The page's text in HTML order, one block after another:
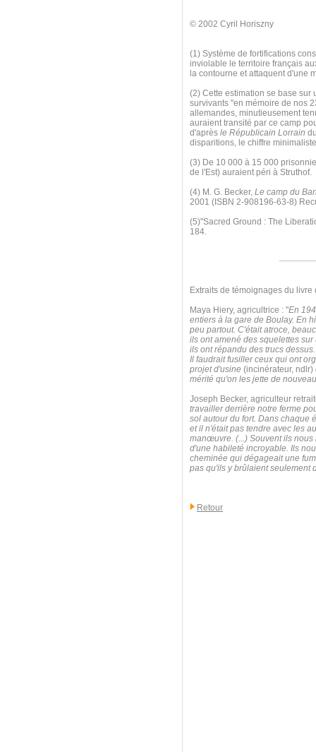
© 2002 Cyril Horiszny
(1) Système de fortifications
inviolable le territoire français
la contourne et attaquent d'une
(2) Cette estimation se base
survivants "en mémoire de nos
allemandes, minutieusement
auraient transité par ce camp
d'après le Républicain Lorrain
disparitions, le chiffre
(3) De 10 000 à 15 000
de l'Est) auraient péri à Struthof.
(4) M. G. Becker, Le camp du
2001 (ISBN 2-908196-63-8)
(5)"Sacred Ground : The
184.
Extraits de témoignages du livre
Maya Hiery, agricultrice : "En
entiers à la gare de Boulay. En
peu partout. C'était atroce,
ils ont amené des squelettes
ils ont répandu des trucs
Il faudrait fusiller ceux qui ont
projet d'usine (incinérateur, ndlr)
mérité qu'on les jette de
Joseph Becker, agriculteur
travailler derrière notre ferme
sol autour du fort. Dans chaque
et il n'était pas tendre avec les
manœuvre. (...) Souvent ils nous
d'une habileté incroyable. Ils
cheminée qui dégageait une
pas qu'ils y brûlaient seulement
Retour